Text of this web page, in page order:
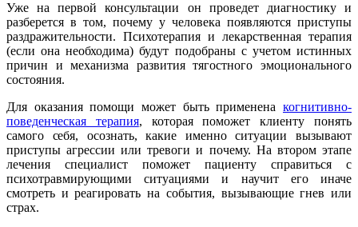
Уже на первой консультации он проведет диагностику и
разберется в том, почему у человека появляются приступы
раздражительности. Психотерапия и лекарственная терапия
(если она необходима) будут подобраны с учетом истинных
причин и механизма развития тягостного эмоционального
состояния.
Для оказания помощи может быть применена когнитивно-
поведенческая терапия, которая поможет клиенту понять
самого себя, осознать, какие именно ситуации вызывают
приступы агрессии или тревоги и почему. На втором этапе
лечения специалист поможет пациенту справиться с
психотравмирующими ситуациями и научит его иначе
смотреть и реагировать на события, вызывающие гнев или
страх.